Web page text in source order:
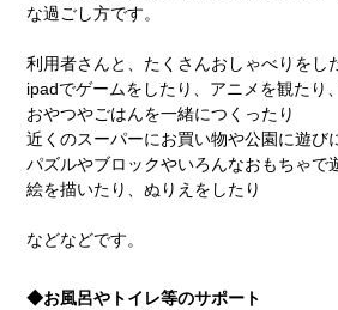
な過ごし方です。
利用者さんと、たくさんおしゃべりをし
ipadでゲームをしたり、アニメを観たり
おやつやごはんを一緒につくったり
近くのスーパーにお買い物や公園に遊び
パズルやブロックやいろんなおもちゃで
絵を描いたり、ぬりえをしたり
などなどです。
◆お風呂やトイレ等のサポート